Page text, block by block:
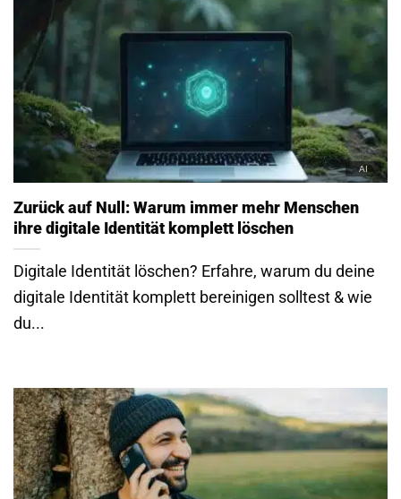
Zurück auf Null: Warum immer mehr Menschen
ihre digitale Identität komplett löschen
Digitale Identität löschen? Erfahre, warum du deine
digitale Identität komplett bereinigen solltest & wie
du...